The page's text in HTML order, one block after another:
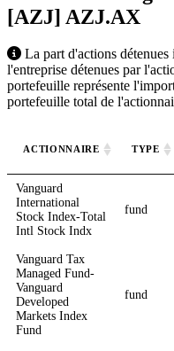
[AZJ] AZJ.AX
La part d'actions
l'entreprise détenues par
portefeuille représente
portefeuille total de
ACTIONNAIRE TYPE
Vanguard
International
Stock Index-Total
Intl Stock Indx
fund
Vanguard Tax
Managed Fund-
Vanguard
Developed
Markets Index
Fund
fund